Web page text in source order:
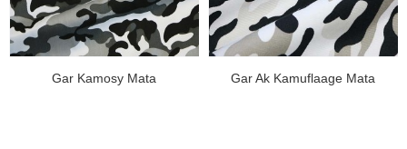
Gar Kamosy Mata Gar Ak Kamuflaage Mata